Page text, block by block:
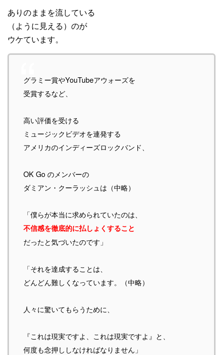
ありのままを流している
（ように見える）のが
ウケています。
グラミー賞やYouTubeアウォーズを
受賞するなど、
高い評価を受ける
ミュージックビデオを連発する
アメリカのインディーズロックバンド、
OK Go のメンバーの
ダミアン・クーラッシュは（中略）
「僕らが本当に求められていたのは、
不信感を徹底的に払しょくすること
だったと気づいたのです」
「それを達成することは、
どんどん難しくなっています。（中略）
人々に驚いてもらうために、
『これは現実ですよ、これは現実ですよ』と、
何度も念押ししなければなりません」